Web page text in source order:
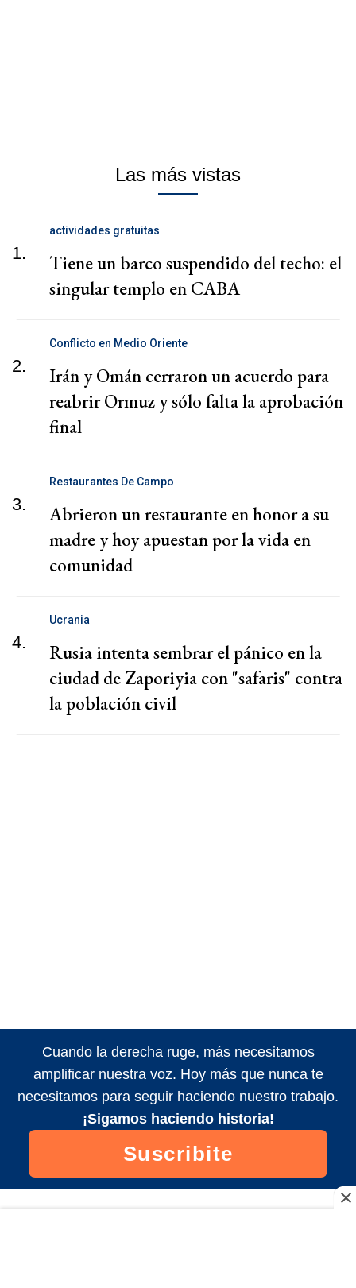
Las más vistas
1.
actividades gratuitas
Tiene un barco suspendido del techo: el
singular templo en CABA
2.
Conflicto en Medio Oriente
Irán y Omán cerraron un acuerdo para
reabrir Ormuz y sólo falta la aprobación
final
3.
Restaurantes De Campo
Abrieron un restaurante en honor a su
madre y hoy apuestan por la vida en
comunidad
4.
Ucrania
Rusia intenta sembrar el pánico en la
ciudad de Zaporiyia con "safaris" contra
la población civil
Cuando la derecha ruge, más necesitamos
amplificar nuestra voz. Hoy más que nunca te
necesitamos para seguir haciendo nuestro trabajo.
¡Sigamos haciendo historia!
Suscribite